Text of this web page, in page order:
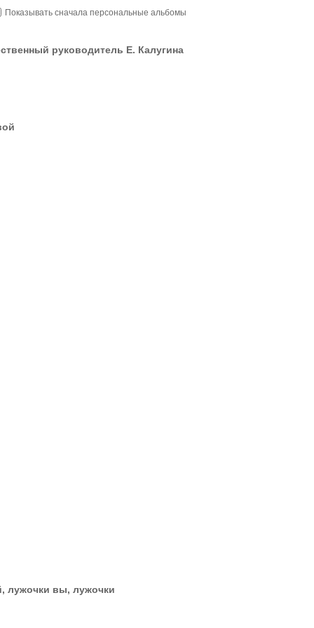
Показывать сначала персональные альбомы
руководитель Е. Калугина
лужочки вы, лужочки